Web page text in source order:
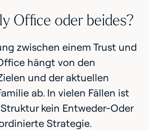
Office oder beides?
zwischen einem Trust und
hängt von den
und der aktuellen
ab. In vielen Fällen ist
kein Entweder-Oder
Strategie.